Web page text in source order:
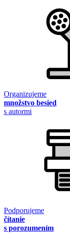
Organizujeme
množstvo besied
s autormi
Podporujeme
čítanie
s porozumením